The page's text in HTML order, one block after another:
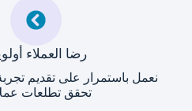
رضا العملاء
نعمل باستمرار على تقديم
تحقق تطلعات